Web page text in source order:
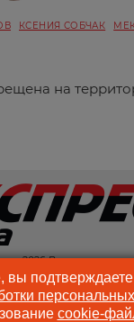
КСЕНИЯ СОБЧАК
на
2026 Возрастная
вы
cookie-